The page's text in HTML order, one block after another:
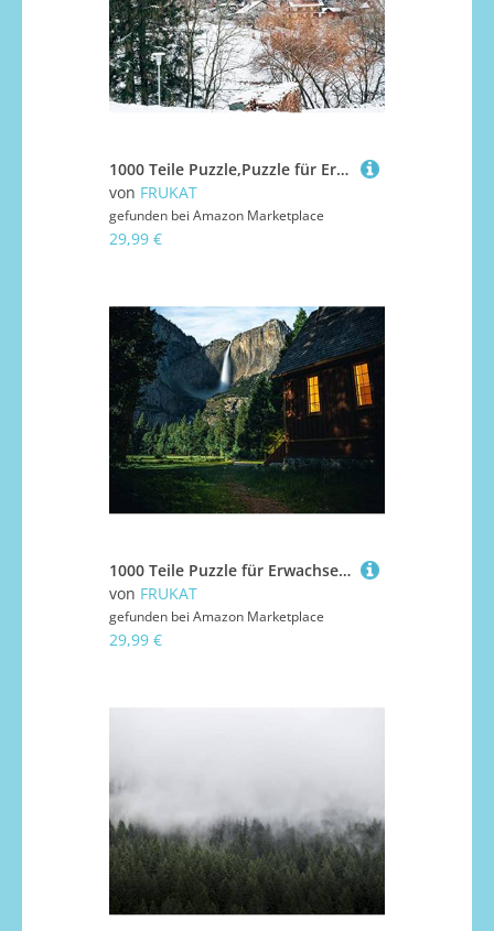
1000 Teile Puzzle,Puzzle für Erwachsene,Puzzle Farbenfrohes - Häuser Bäume Schnee 75x50cm
von FRUKAT
gefunden bei Amazon Marketplace
29,99 €
1000 Teile Puzzle für Erwachsene und Kinder ab 14 Jahren - Haus Berge Landschaft 75x50cm
von FRUKAT
gefunden bei Amazon Marketplace
29,99 €